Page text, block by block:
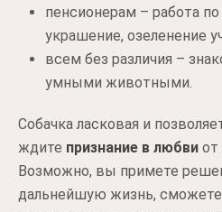
пенсионерам – работа
украшение, озеленение
всем без различия –
умными животными.
Собачка ласковая и
ждите признание в любви от
Возможно, вы примете
дальнейшую жизнь,